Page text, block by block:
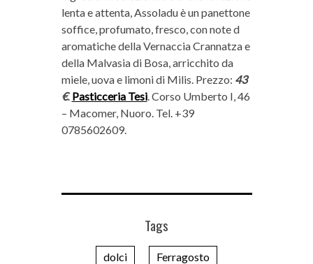
lenta e attenta, Assoladu è un panettone
soffice, profumato, fresco, con note d
aromatiche della Vernaccia Crannatza e
della Malvasia di Bosa, arricchito da
miele, uova e limoni di Milis. Prezzo: 43
€. Pasticceria Tesi. Corso Umberto I, 46
– Macomer, Nuoro. Tel. +39
0785602609.
Tags
dolci Ferragosto